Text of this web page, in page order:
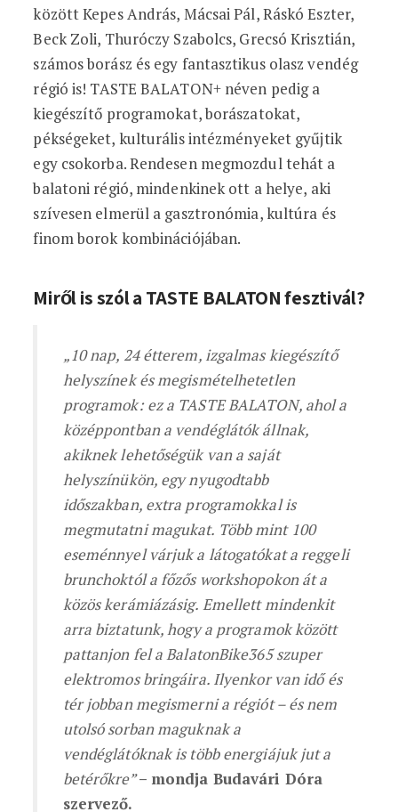
között Kepes András, Mácsai Pál, Ráskó Eszter,
Beck Zoli, Thuróczy Szabolcs, Grecsó Krisztián,
számos borász és egy fantasztikus olasz vendég
régió is! TASTE BALATON+ néven pedig a
kiegészítő programokat, borászatokat,
pékségeket, kulturális intézményeket gyűjtik
egy csokorba. Rendesen megmozdul tehát a
balatoni régió, mindenkinek ott a helye, aki
szívesen elmerül a gasztronómia, kultúra és
finom borok kombinációjában.
Miről is szól a TASTE BALATON fesztivál?
„10 nap, 24 étterem, izgalmas kiegészítő
helyszínek és megismételhetetlen
programok: ez a TASTE BALATON, ahol a
középpontban a vendéglátók állnak,
akiknek lehetőségük van a saját
helyszínükön, egy nyugodtabb
időszakban, extra programokkal is
megmutatni magukat. Több mint 100
eseménnyel várjuk a látogatókat a reggeli
brunchoktól a főzős workshopokon át a
közös kerámiázásig. Emellett mindenkit
arra biztatunk, hogy a programok között
pattanjon fel a BalatonBike365 szuper
elektromos bringáira. Ilyenkor van idő és
tér jobban megismerni a régiót – és nem
utolsó sorban maguknak a
vendéglátóknak is több energiájuk jut a
betérőkre”– mondja Budavári Dóra
szervező.